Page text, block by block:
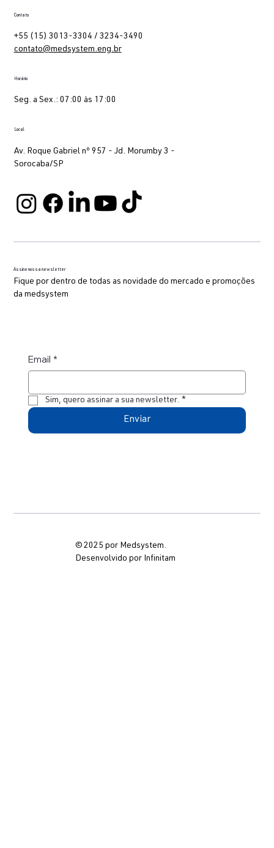
Contato
+55 (15) 3013-3304 / 3234-3490
contato@medsystem.eng.br
Horário
Seg. a Sex.: 07:00 às 17:00
Local
Av. Roque Gabriel nº 957 - Jd. Morumby 3 -
Sorocaba/SP
Assine nossa newsletter
Fique por dentro de todas as novidade do mercado e promoções
da medsystem
Email *
Sim, quero assinar a sua newsletter. *
Enviar
© 2025 por Medsystem.
Desenvolvido por Infinitam